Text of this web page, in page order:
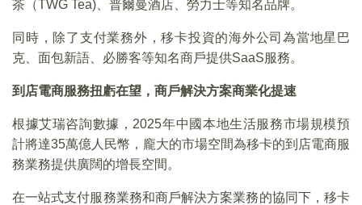
茶（TWG Tea)、普爾曼酒店、勞力士等知名品牌。
同時，除了支付業務外，移卡投資的海外公司為當地星巴
克、面包新語、必勝客等知名商戶提供SaaS服務。
到店電商服務扭虧在望，商戶解決方案商業化提速
根據艾瑞咨詢數據，2025年中國本地生活服務市場規模預
計將達35萬億人民幣，龐大的市場空間為移卡的到店電商服
務業務提供廣闊的增長空間。
在一站式支付服務業務和商戶解決方案業務的協同下，移卡